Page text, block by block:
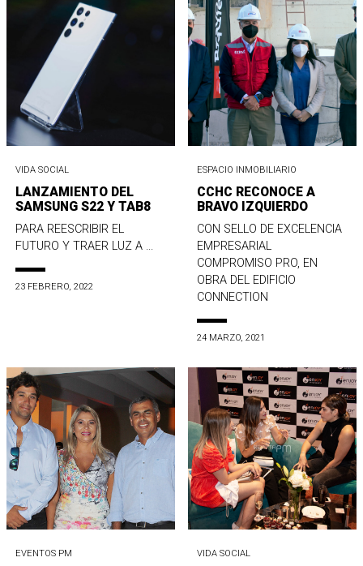
VIDA SOCIAL
LANZAMIENTO DEL
SAMSUNG S22 Y TAB8
PARA REESCRIBIR EL
FUTURO Y TRAER LUZ A ...
23 FEBRERO, 2022
ESPACIO INMOBILIARIO
CCHC RECONOCE A
BRAVO IZQUIERDO
CON SELLO DE EXCELENCIA
EMPRESARIAL
COMPROMISO PRO, EN
OBRA DEL EDIFICIO
CONNECTION
24 MARZO, 2021
EVENTOS PM VIDA SOCIAL